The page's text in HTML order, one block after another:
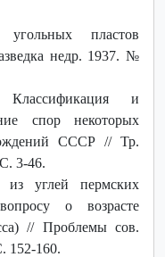
пластов
недр. 1937. №
и
спор некоторых
СССР // Тр.
3-46.
углей пермских
о возрасте
// Проблемы сов.
152-160.